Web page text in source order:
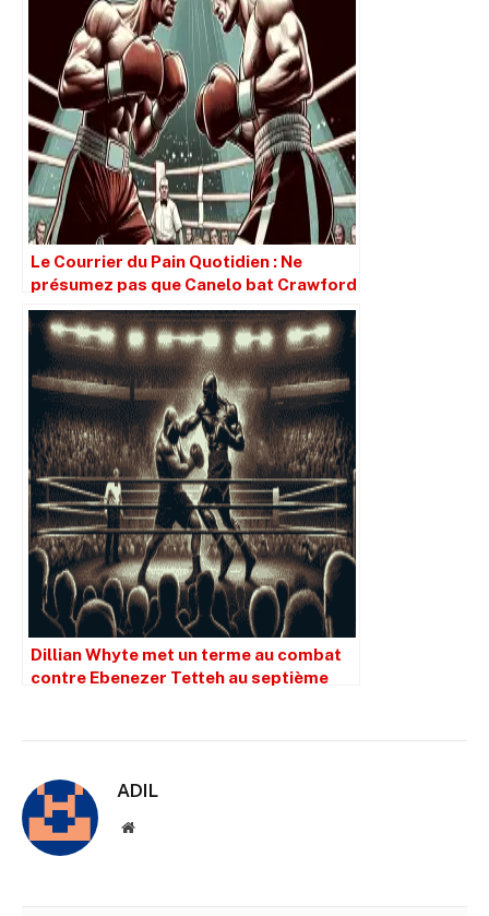
Le Courrier du Pain Quotidien : Ne
présumez pas que Canelo bat Crawford
simplement parce qu’il est plus grand.
Dillian Whyte met un terme au combat
contre Ebenezer Tetteh au septième
ADIL
Site